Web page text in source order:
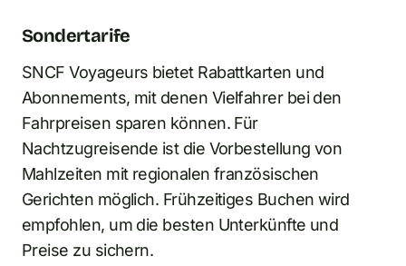
Sondertarife
SNCF Voyageurs bietet Rabattkarten und
Abonnements, mit denen Vielfahrer bei den
Fahrpreisen sparen können. Für
Nachtzugreisende ist die Vorbestellung von
Mahlzeiten mit regionalen französischen
Gerichten möglich. Frühzeitiges Buchen wird
empfohlen, um die besten Unterkünfte und
Preise zu sichern.